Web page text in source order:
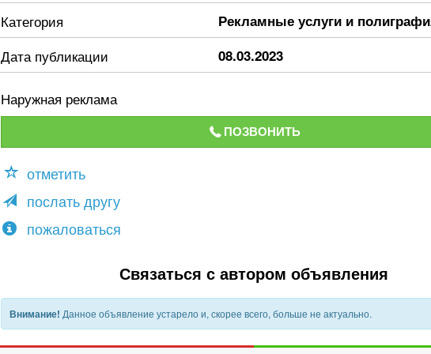
Категория Рекламные услуги и
Дата публикации 08.03.2023
Наружная реклама
ПОЗВОНИТЬ
отметить
послать другу
пожаловаться
Связаться с автором объявления
Внимание! Данное объявление устарело и, скорее всего, больше не актуально.